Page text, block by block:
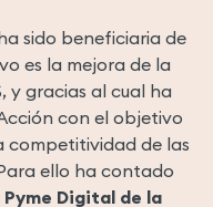
sido beneficiaria de
es la mejora de la
y gracias al cual ha
con el objetivo
competitividad de las
ello ha contado
Digital de la